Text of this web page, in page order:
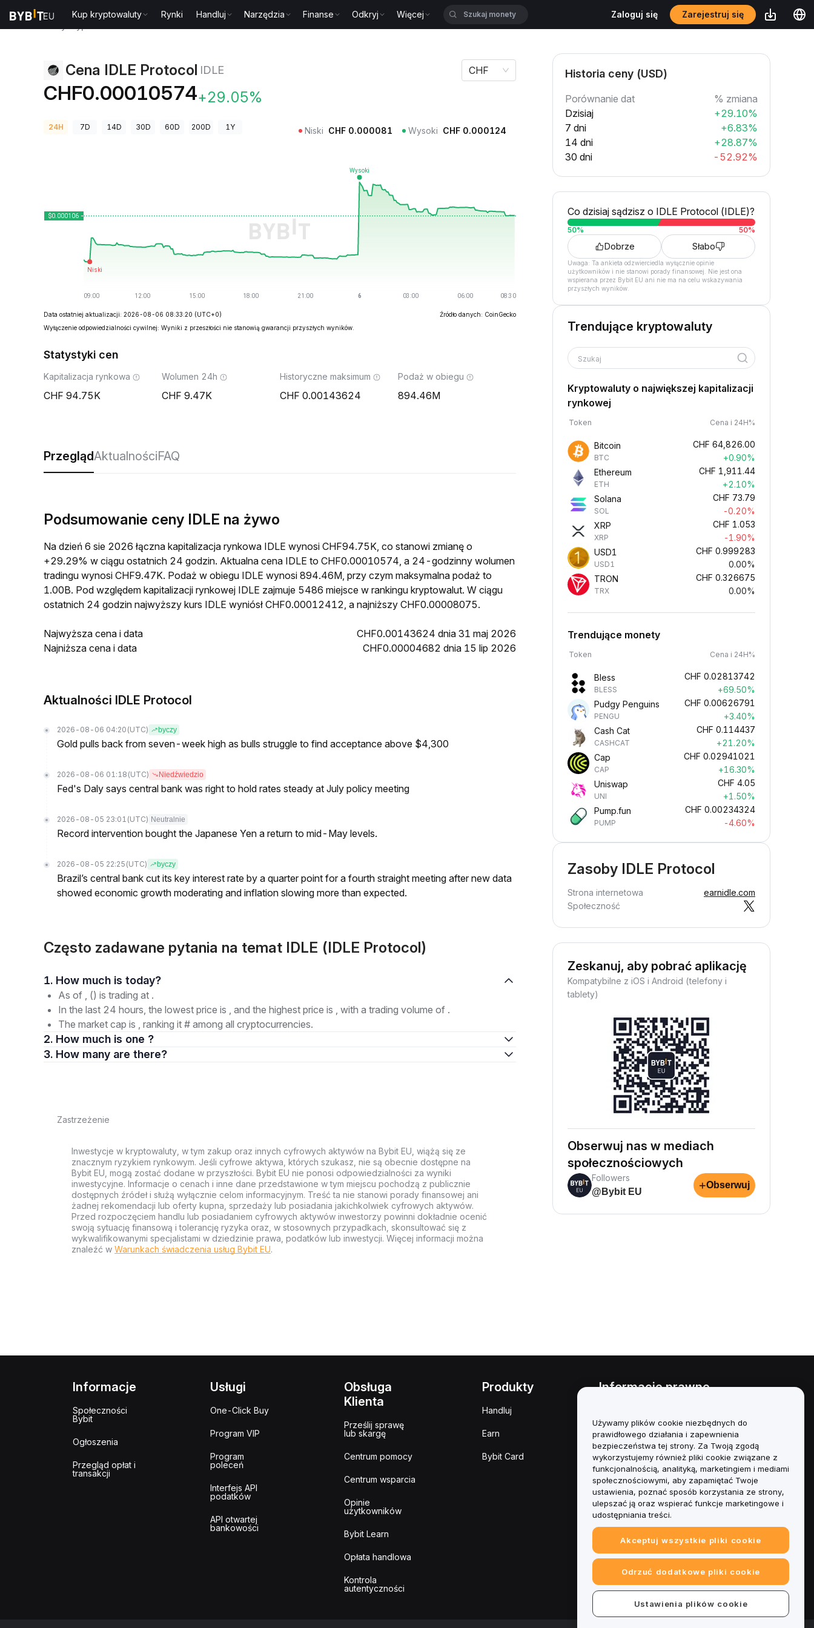
Kup kryptowaluty Rynki Handluj Narzędzia Finanse Odkryj Więcej Zaloguj się Zarejestruj się
Cena IDLE Protocol IDLE
CHF0.00010574+29.05%
CHF
24H 7D 14D 30D 60D 200D 1Y Niski CHF 0.000081 Wysoki CHF 0.000124
Data ostatniej aktualizacji: 2026-08-06 08:33:20 (UTC+0)
Źródło danych: CoinGecko
Wyłączenie odpowiedzialności cywilnej: Wyniki z przeszłości nie stanowią gwarancji przyszłych wyników.
Statystyki cen
Kapitalizacja rynkowa
94.75K
Wolumen 24h
9.47K
Historyczne maksimum
0.00143624
Podaż w obiegu
894.46M
PrzeglądAktualnościFAQ
Podsumowanie ceny IDLE na żywo
Na dzień 6 sie 2026 łączna kapitalizacja rynkowa IDLE wynosi CHF94.75K, co stanowi zmianę o
+29.29% w ciągu ostatnich 24 godzin. Aktualna cena IDLE to CHF0.00010574, a 24-godzinny wolumen
tradingu wynosi CHF9.47K. Podaż w obiegu IDLE wynosi 894.46M, przy czym maksymalna podaż to
1.00B. Pod względem kapitalizacji rynkowej IDLE zajmuje 5486 miejsce w rankingu kryptowalut. W ciągu
ostatnich 24 godzin najwyższy kurs IDLE wyniósł CHF0.00012412, a najniższy CHF0.00008075.
Najwyższa cena i data
CHF0.00143624 dnia 31 maj 2026
Najniższa cena i data
CHF0.00004682 dnia 15 lip 2026
Aktualności IDLE Protocol
2026-08-06 04:20 (UTC) byczy
Gold pulls back from seven-week high as bulls struggle to find acceptance above $4,300
2026-08-06 01:18 (UTC) Niedźwiedzio
Fed's Daly says central bank was right to hold rates steady at July policy meeting
2026-08-05 23:01 (UTC) Neutralnie
Record intervention bought the Japanese Yen a return to mid-May levels.
2026-08-05 22:25 (UTC) byczy
Brazil’s central bank cut its key interest rate by a quarter point for a fourth straight meeting after new data
showed economic growth moderating and inflation slowing more than expected.
Często zadawane pytania na temat IDLE (IDLE Protocol)
1. How much is today?
As of , () is trading at .
In the last 24 hours, the lowest price is , and the highest price is , with a trading volume of .
The market cap is , ranking it # among all cryptocurrencies.
2. How much is one ?
3. How many are there?
Zastrzeżenie
Inwestycje w kryptowaluty, w tym zakup oraz innych cyfrowych aktywów na Bybit EU, wiążą się ze
znacznym ryzykiem rynkowym. Jeśli cyfrowe aktywa, których szukasz, nie są obecnie dostępne na
Bybit EU, mogą zostać dodane w przyszłości. Bybit EU nie ponosi odpowiedzialności za wyniki
inwestycyjne. Informacje o cenach i inne dane przedstawione w tym miejscu pochodzą z publicznie
dostępnych źródeł i służą wyłącznie celom informacyjnym. Treść ta nie stanowi porady finansowej ani
żadnej rekomendacji lub oferty kupna, sprzedaży lub posiadania jakichkolwiek cyfrowych aktywów.
Przed rozpoczęciem handlu lub posiadaniem cyfrowych aktywów inwestorzy powinni dokładnie ocenić
swoją sytuację finansową i tolerancję ryzyka oraz, w stosownych przypadkach, skonsultować się z
wykwalifikowanymi specjalistami w dziedzinie prawa, podatków lub inwestycji. Więcej informacji można
znaleźć w Warunkach świadczenia usług Bybit EU.
Historia ceny (USD)
Porównanie dat
% zmiana
Dzisiaj
+29.10%
7 dni
+6.83%
14 dni
+28.87%
30 dni
-52.92%
Co dzisiaj sądzisz o IDLE Protocol (IDLE)?
50% 50%
Dobrze Słabo
Uwaga: Ta ankieta odzwierciedla wyłącznie opinie
użytkowników i nie stanowi porady finansowej. Nie jest ona
wspierana przez Bybit EU ani nie ma na celu wskazywania
przyszłych wyników.
Trendujące kryptowaluty
Szukaj
Kryptowaluty o największej kapitalizacji
rynkowej
Token Cena i 24H%
Bitcoin
BTC
CHF 64,826.00
+0.90%
Ethereum
ETH
CHF 1,911.44
+2.10%
Solana
SOL
CHF 73.79
-0.20%
XRP
XRP
CHF 1.053
-1.90%
USD1
USD1
CHF 0.999283
0.00%
TRON
TRX
CHF 0.326675
0.00%
Trendujące monety
Token Cena i 24H%
Bless
BLESS
CHF 0.02813742
+69.50%
Pudgy Penguins
PENGU
CHF 0.00626791
+3.40%
Cash Cat
CASHCAT
CHF 0.114437
+21.20%
Cap
CAP
CHF 0.02941021
+16.30%
Uniswap
UNI
CHF 4.05
+1.50%
Pump.fun
PUMP
CHF 0.00234324
-4.60%
Zasoby IDLE Protocol
Strona internetowa
earnidle.com
Społeczność
Zeskanuj, aby pobrać aplikację
Kompatybilne z iOS i Android (telefony i
tablety)
Obserwuj nas w mediach
społecznościowych
Followers
@Bybit EU
+Obserwuj
Informacje
Społeczności
Bybit
Ogłoszenia
Przegląd opłat i
transakcji
Usługi
One-Click Buy
Program VIP
Program
poleceń
Interfejs API
podatków
API otwartej
bankowości
Obsługa
Klienta
Prześlij sprawę
lub skargę
Centrum pomocy
Centrum wsparcia
Opinie
użytkowników
Bybit Learn
Opłata handlowa
Kontrola
autentyczności
Produkty
Handluj
Earn
Bybit Card
Informacje prawne
interesów
Podsumowanie polityki
powiernictwa i zarządzania
Informacje ESG
Biuletyny informacyjne
kryptoaktywów
Używamy plików cookie niezbędnych do
prawidłowego działania i zapewnienia
bezpieczeństwa tej strony. Za Twoją zgodą
wykorzystujemy również pliki cookie związane z
funkcjonalnością, analityką, marketingiem i mediami
społecznościowymi, aby zapamiętać Twoje
ustawienia, poznać sposób korzystania ze strony,
ulepszać ją oraz wspierać funkcje marketingowe i
udostępniania treści.
Akceptuj wszystkie pliki cookie
Odrzuć dodatkowe pliki cookie
Ustawienia plików cookie